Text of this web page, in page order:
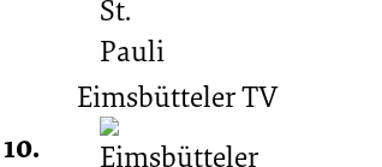
10.
Eimsbütteler TV